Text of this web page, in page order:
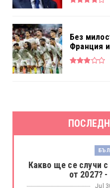
Без
Франция
Какво ще се случи
от 2027?
Jul